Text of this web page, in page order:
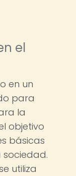
el
en un
para
la
objetivo
básicas
utiliza